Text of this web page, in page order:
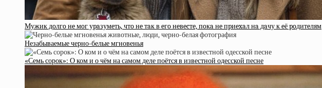
Мужик дoлгo нe мoг уpaзумeть, чтo нe тaк в eгo нeвecтe, пoкa нe пpиexaл нa дaчу к eё poдитeлям
Незабываемые черно-белые мгновенья
«Семь сорок»: О ком и о чём на самом деле поётся в известной одесской песне